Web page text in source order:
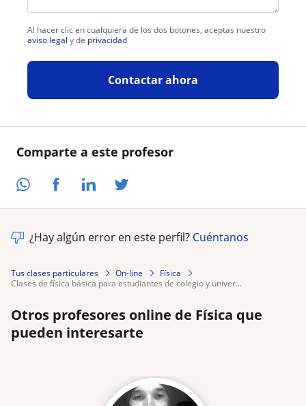
Comparte a este profesor
Al hacer clic en cualquiera de los dos botones, aceptas nuestro
aviso legal y de privacidad
Contactar ahora
¿Hay algún error en este perfil? Cuéntanos
Tus clases particulares On-line
Física
clases de física básica para estudiantes de colegio y univer...
Otros profesores online de Física que
pueden interesarte